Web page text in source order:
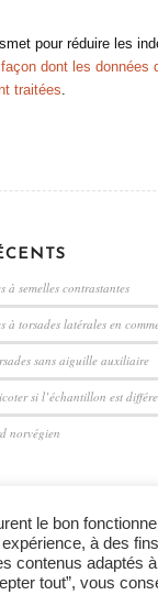
pour réduire les
dont les données
traitées
à semelles contrastantes
à torsades latérales en
sans aiguille auxiliaire
si l’échantillon est
norvégien
le bon
à des
contenus adaptés
tout”, vous